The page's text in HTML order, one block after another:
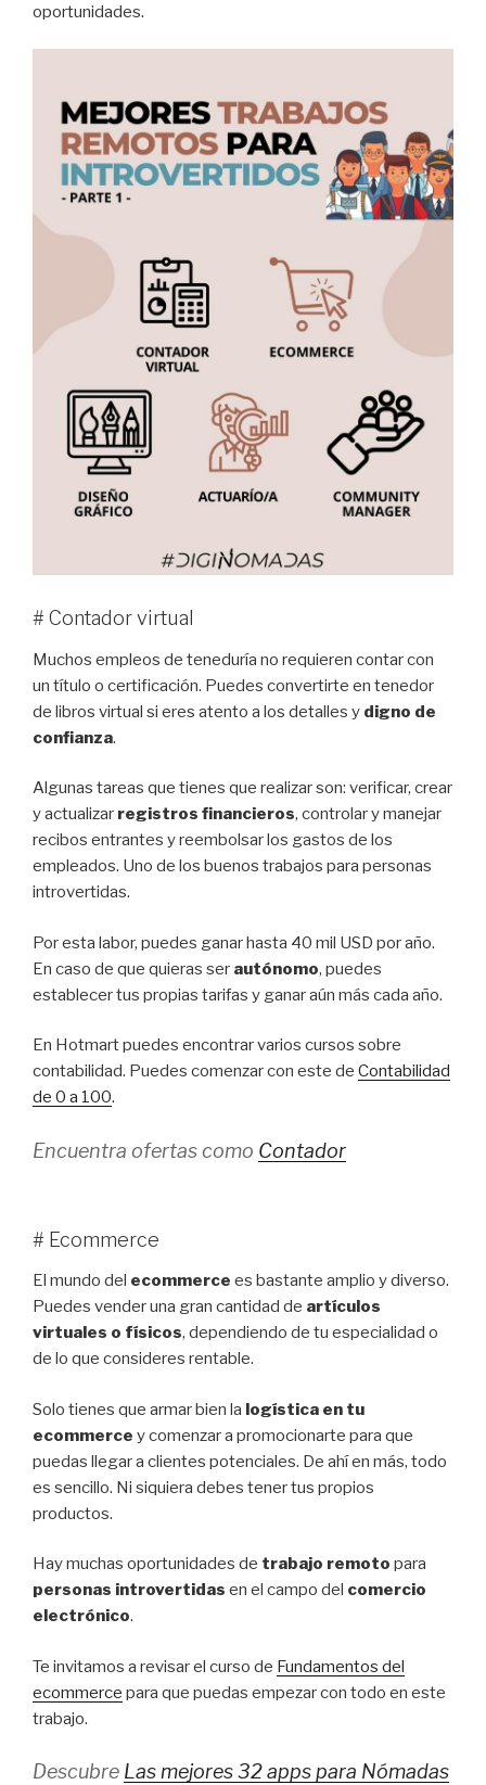
oportunidades.
# Contador virtual
Muchos empleos de teneduría no requieren contar con
un título o certificación. Puedes convertirte en tenedor
de libros virtual si eres atento a los detalles y digno de
confianza.
Algunas tareas que tienes que realizar son: verificar, crear
y actualizar registros financieros, controlar y manejar
recibos entrantes y reembolsar los gastos de los
empleados. Uno de los buenos trabajos para personas
introvertidas.
Por esta labor, puedes ganar hasta 40 mil USD por año.
En caso de que quieras ser autónomo, puedes
establecer tus propias tarifas y ganar aún más cada año.
En Hotmart puedes encontrar varios cursos sobre
contabilidad. Puedes comenzar con este de Contabilidad
de 0 a 100.
Encuentra ofertas como Contador
# Ecommerce
El mundo del ecommerce es bastante amplio y diverso.
Puedes vender una gran cantidad de artículos
virtuales o físicos, dependiendo de tu especialidad o
de lo que consideres rentable.
Solo tienes que armar bien la logística en tu
ecommerce y comenzar a promocionarte para que
puedas llegar a clientes potenciales. De ahí en más, todo
es sencillo. Ni siquiera debes tener tus propios
productos.
Hay muchas oportunidades de trabajo remoto para
personas introvertidas en el campo del comercio
electrónico.
Te invitamos a revisar el curso de Fundamentos del
ecommerce para que puedas empezar con todo en este
trabajo.
Descubre Las mejores 32 apps para Nómadas